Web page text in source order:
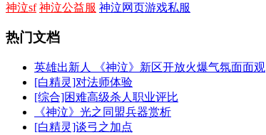
神泣sf 神泣公益服 神泣网页游戏私服
热门文档
英雄出新人 《神泣》新区开放火爆气氛面面观
[白精灵]对法师体验
[综合]困难高级杀人职业评比
《神泣》光之同盟兵器赏析
[白精灵]谈弓之加点